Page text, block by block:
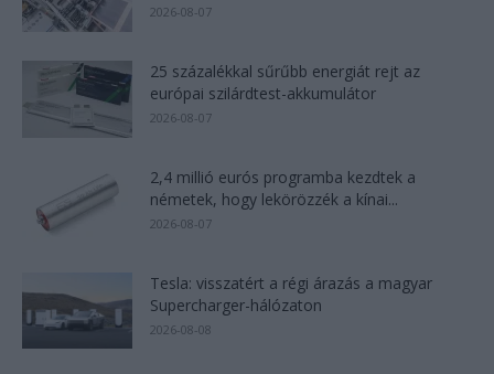
2026-08-07
25 százalékkal sűrűbb energiát rejt az
európai szilárdtest-akkumulátor
2026-08-07
2,4 millió eurós programba kezdtek a
németek, hogy lekörözzék a kínai...
2026-08-07
Tesla: visszatért a régi árazás a magyar
Supercharger-hálózaton
2026-08-08